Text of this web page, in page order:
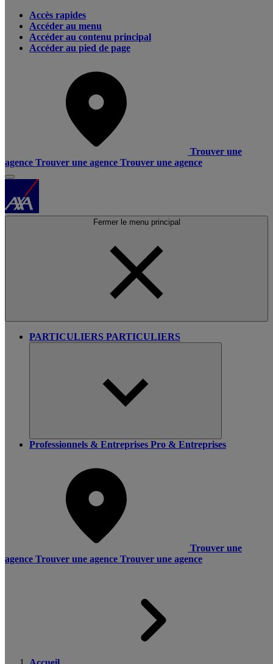
Accès rapides
Accéder au menu
Accéder au contenu principal
Accéder au pied de page
Trouver une
agence Trouver une agence Trouver une agence
Fermer le menu principal
PARTICULIERS PARTICULIERS
Professionnels & Entreprises Pro & Entreprises
Trouver une
agence Trouver une agence Trouver une agence